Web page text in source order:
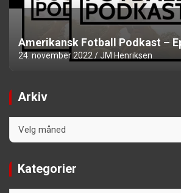
Amerikansk Fotball Podkast –
24. november 2022 JM Henriksen
Arkiv
Kategorier